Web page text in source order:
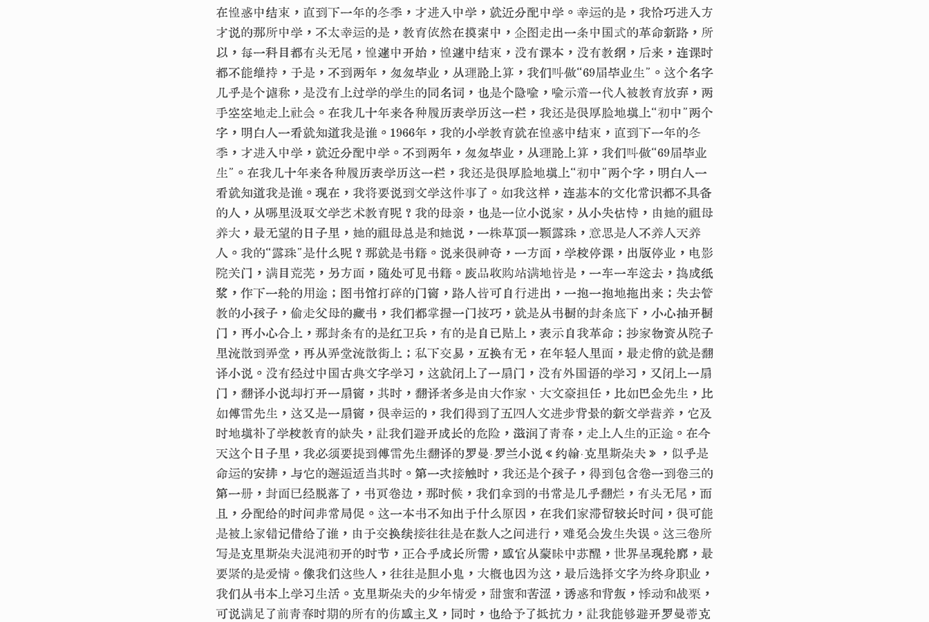
在惶惑中结束，直到下一年的冬季，才进入中学，就近分配中学。幸运的是，我恰巧进入方
才说的那所中学，不太幸运的是，教育依然在摸索中，企图走出一条中国式的革命新路，所
以，每一科目都有头无尾，惶遽中开始，惶遽中结束，没有课本，没有教纲，后来，连课时
都不能维持，于是，不到两年，匆匆毕业，从理论上算，我们叫做“69届毕业生”。这个名字
几乎是个谑称，是没有上过学的学生的同名词，也是个隐喻，喻示着一代人被教育放弃，两
手空空地走上社会。在我几十年来各种履历表学历这一栏，我还是很厚脸地填上“初中”两个
字，明白人一看就知道我是谁。1966年，我的小学教育就在惶惑中结束，直到下一年的冬
季，才进入中学，就近分配中学。不到两年，匆匆毕业，从理论上算，我们叫做“69届毕业
生”。在我几十年来各种履历表学历这一栏，我还是很厚脸地填上“初中”两个字，明白人一
看就知道我是谁。现在，我将要说到文学这件事了。如我这样，连基本的文化常识都不具备
的人，从哪里汲取文学艺术教育呢？我的母亲，也是一位小说家，从小失怙恃，由她的祖母
养大，最无望的日子里，她的祖母总是和她说，一株草顶一颗露珠，意思是人不养人天养
人。我的“露珠”是什么呢？那就是书籍。说来很神奇，一方面，学校停课，出版停业，电影
院关门，满目荒芜，另方面，随处可见书籍。废品收购站满地皆是，一车一车送去，捣成纸
浆，作下一轮的用途；图书馆打碎的门窗，路人皆可自行进出，一抱一抱地拖出来；失去管
教的小孩子，偷走父母的藏书，我们都掌握一门技巧，就是从书橱的封条底下，小心抽开橱
门，再小心合上，那封条有的是红卫兵，有的是自己贴上，表示自我革命；抄家物资从院子
里流散到弄堂，再从弄堂流散街上；私下交易，互换有无，在年轻人里面，最走俏的就是翻
译小说。没有经过中国古典文字学习，这就闭上了一扇门，没有外国语的学习，又闭上一扇
门，翻译小说却打开一扇窗，其时，翻译者多是由大作家、大文豪担任，比如巴金先生，比
如傅雷先生，这又是一扇窗，很幸运的，我们得到了五四人文进步背景的新文学营养，它及
时地填补了学校教育的缺失，让我们避开成长的危险，滋润了青春，走上人生的正途。在今
天这个日子里，我必须要提到傅雷先生翻译的罗曼·罗兰小说《约翰·克里斯朵夫》，似乎是
命运的安排，与它的邂逅适当其时。第一次接触时，我还是个孩子，得到包含卷一到卷三的
第一册，封面已经脱落了，书页卷边，那时候，我们拿到的书常是几乎翻烂，有头无尾，而
且，分配给的时间非常局促。这一本书不知出于什么原因，在我们家滞留较长时间，很可能
是被上家错记借给了谁，由于交换续接往往是在数人之间进行，难免会发生失误。这三卷所
写是克里斯朵夫混沌初开的时节，正合乎成长所需，感官从蒙昧中苏醒，世界呈现轮廓，最
要紧的是爱情。像我们这些人，往往是胆小鬼，大概也因为这，最后选择文字为终身职业，
我们从书本上学习生活。克里斯朵夫的少年情爱，甜蜜和苦涩，诱惑和背叛，悸动和战栗，
可说满足了前青春时期的所有的伤感主义，同时，也给予了抵抗力，让我能够避开罗曼蒂克